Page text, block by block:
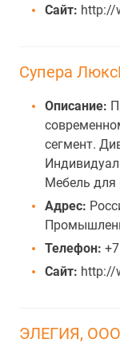
Сайт: http://
Супера
Описание:
сегмент.
Мебель для
Адрес:
Телефон:
Сайт: http://
ЭЛЕГИЯ, ООО